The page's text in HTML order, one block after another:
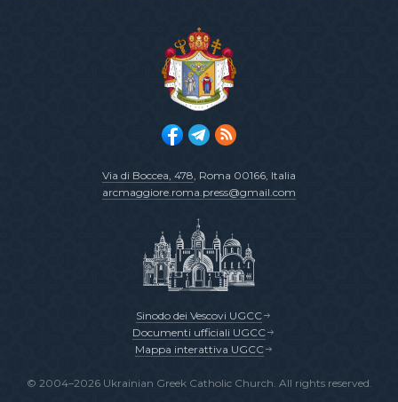
Via di Boccea, 478, Roma 00166, Italia
arcmaggiore.roma.press@gmail.com
Sinodo dei Vescovi UGCC
Documenti ufficiali UGCC
Mappa interattiva UGCC
© 2004–2026 Ukrainian Greek Catholic Church. All rights reserved.